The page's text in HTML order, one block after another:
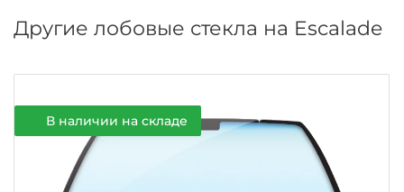
Другие лобовые стекла на Escalade
В наличии на складе